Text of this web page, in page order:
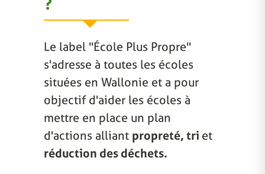
?
Le label "École Plus Propre"
s'adresse à toutes les écoles
situées en Wallonie et a pour
objectif d'aider les écoles à
mettre en place un plan
d'actions alliant propreté, tri et
réduction des déchets.